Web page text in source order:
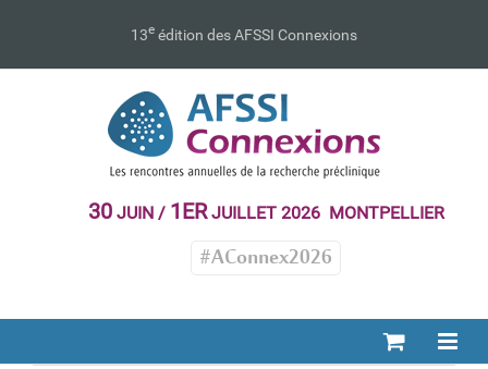
13e édition des AFSSI Connexions
30JUIN / 1ERJUILLET 2026 MONTPELLIER
#AConnex2026